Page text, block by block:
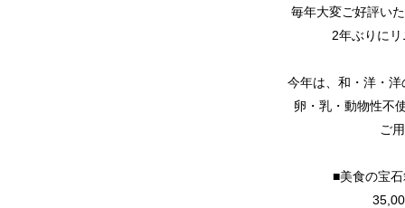
毎年大変ご好評い
2年ぶりに
今年は、和・洋・
卵・乳・動物性不
ご
■美食の